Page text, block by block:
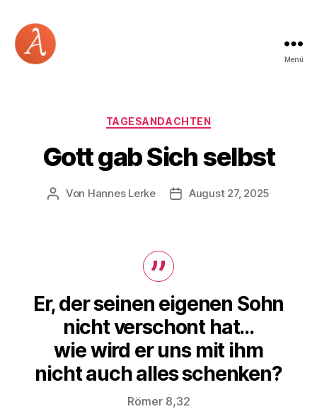
Menü
Kategorien
TAGESANDACHTEN
Gott gab Sich selbst
Beitragsautor
Von Hannes Lerke Beitragsdatum
August 27, 2025
Er, der seinen eigenen Sohn
nicht verschont hat…
wie wird er uns mit ihm
nicht auch alles schenken?
Römer 8,32